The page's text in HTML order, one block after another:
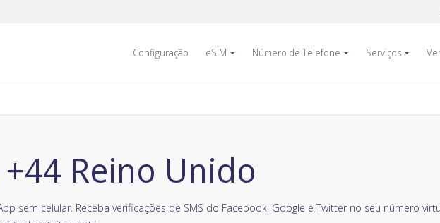
Configuração eSIM Número de Telefone Serviços
Reino Unido
sem celular. Receba verificações de SMS do Facebook, Google e Twitter no seu número